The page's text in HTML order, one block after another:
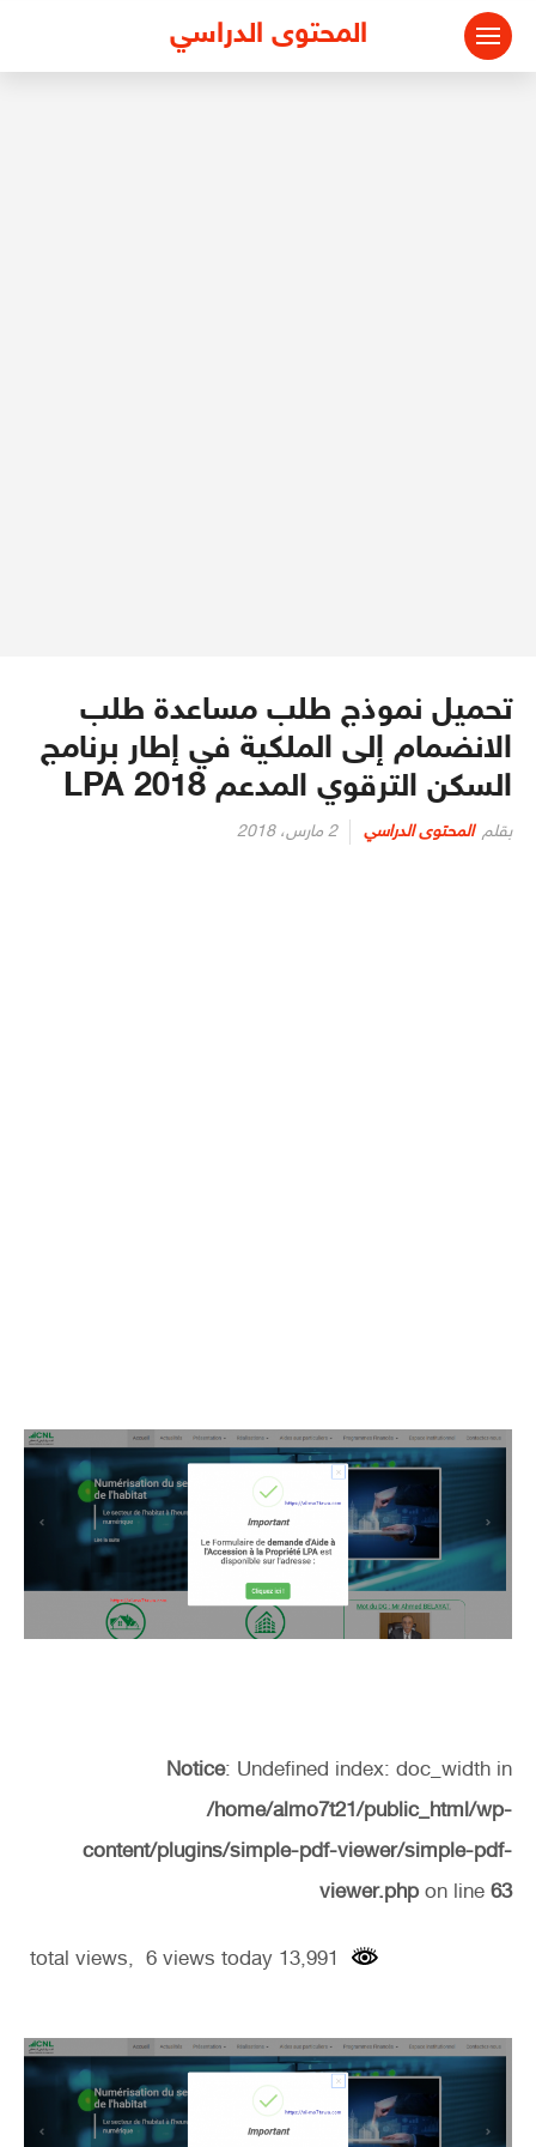
المحتوى الدراسي
تحميل نموذج طلب مساعدة طلب
الانضمام إلى الملكية في إطار برنامج
السكن الترقوي المدعم LPA 2018
بقلم المحتوى الدراسي
نُشر
2 مارس، 2018
Notice: Undefined index: doc_width in
/home/almo7t21/public_html/wp-
content/plugins/simple-pdf-viewer/simple-pdf-
viewer.php on line 63